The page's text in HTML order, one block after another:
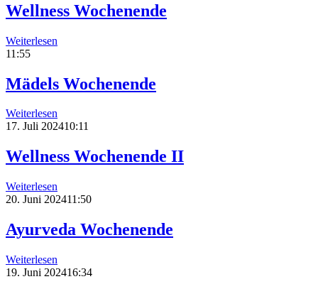
Wellness Wochenende
Weiterlesen
11:55
Mädels Wochenende
Weiterlesen
17. Juli 202410:11
Wellness Wochenende II
Weiterlesen
20. Juni 202411:50
Ayurveda Wochenende
Weiterlesen
19. Juni 202416:34